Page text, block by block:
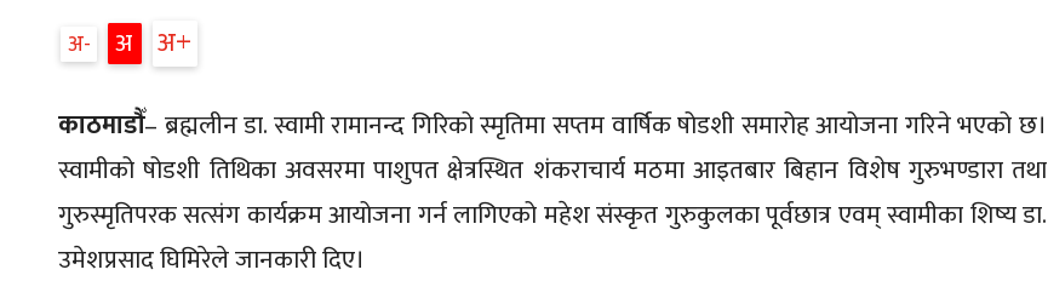
अ- अ अ+
काठमाडौँ– ब्रह्मलीन डा. स्वामी रामानन्द गिरिको स्मृतिमा सप्तम वार्षिक षोडशी समारोह आयोजना गरिने भएको छ।
स्वामीको षोडशी तिथिका अवसरमा पाशुपत क्षेत्रस्थित शंकराचार्य मठमा आइतबार बिहान विशेष गुरुभण्डारा तथा
गुरुस्मृतिपरक सत्संग कार्यक्रम आयोजना गर्न लागिएको महेश संस्कृत गुरुकुलका पूर्वछात्र एवम् स्वामीका शिष्य डा.
उमेशप्रसाद घिमिरेले जानकारी दिए।